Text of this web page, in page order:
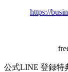
https://
公式LINE 登録特